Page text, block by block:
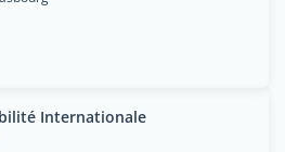
Internationale